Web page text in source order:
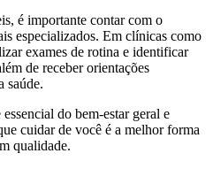
é importante contar com o
especializados. Em clínicas como
exames de rotina e identificar
de receber orientações
saúde.
do bem-estar geral e
cuidar de você é a melhor forma
qualidade.